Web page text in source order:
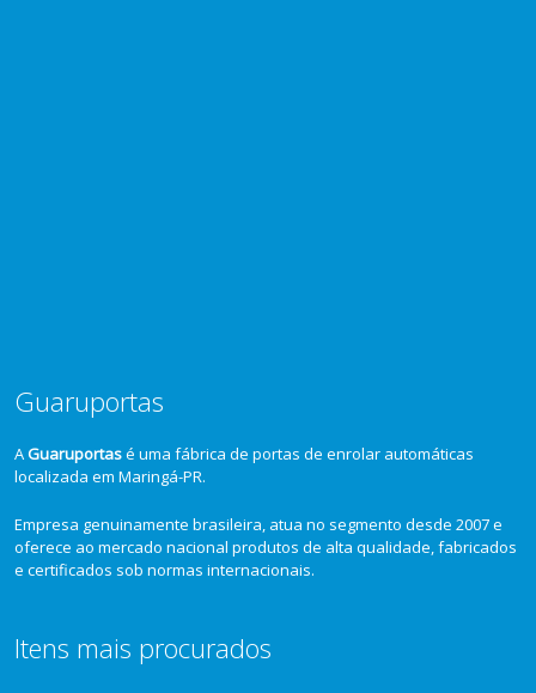
Guaruportas
AGuaruportasé uma fábrica de portas de enrolar automáticas
localizada em Maringá-PR.
Empresa genuinamente brasileira, atua no segmento desde 2007 e
oferece ao mercado nacional produtos de alta qualidade, fabricados
e certificados sob normas internacionais.
Itens mais procurados